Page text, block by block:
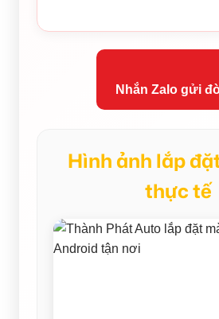
Nhắn Zalo gửi
Hình ảnh lắp
thực tế